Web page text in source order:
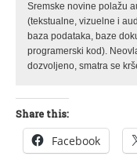
Sremske novine polažu
(tekstualne, vizuelne i
baza podataka, baze
programerski kod).
dozvoljeno, smatra se
Share this:
Facebook